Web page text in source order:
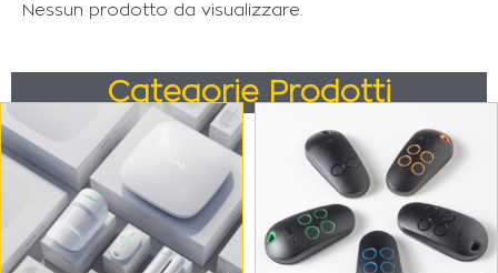
Nessun prodotto da visualizzare.
Categorie Prodotti